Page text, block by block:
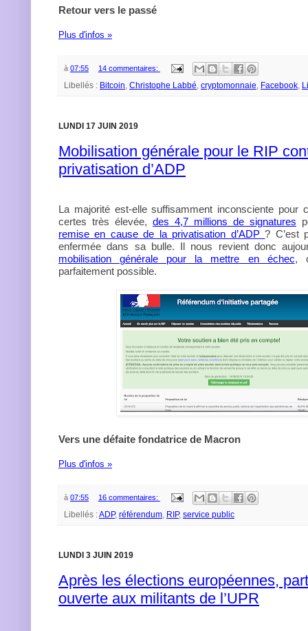
Retour vers le passé
Plus d'infos »
à 07:55 14 commentaires:
Libellés : Bitcoin, Christophe Labbé, cryptomonnaie, Facebook,
LUNDI 17 JUIN 2019
Mobilisation générale pour le RIP
privatisation d’ADP
La majorité est-elle suffisamment inconsciente pour
certes très élevée, des 4,7 millions de signatures
remise en cause de la privatisation d’ADP? C’est
enfermée dans sa bulle. Il nous revient donc
mobilisation générale pour la mettre en échec,
parfaitement possible.
Vers une défaite fondatrice de Macron
Plus d'infos »
à 07:55 16 commentaires:
Libellés :ADP, référendum, RIP, service public
LUNDI 3 JUIN 2019
Après les élections européennes,
ouverte aux militants de l’UPR